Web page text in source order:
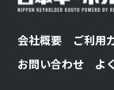
会社概要 ご利用
お問い合わせ
よ